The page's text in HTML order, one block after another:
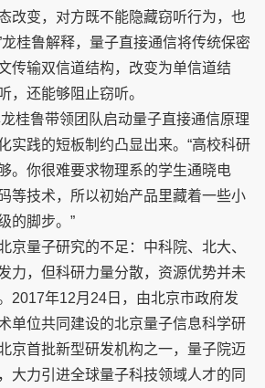
改变，对方既不能隐藏窃听行为，也
桂鲁解释，量子直接通信将传统保密
传输双信道结构，改变为单信道结
，还能够阻止窃听。
桂鲁带领团队启动量子直接通信原理
实践的短板制约凸显出来。“高校科研
。你很难要求物理系的学生通晓电
等技术，所以初始产品里藏着一些小
的脚步。”
京量子研究的不足：中科院、北大、
力，但科研力量分散，资源优势并未
2017年12月24日，由北京市政府发
单位共同建设的北京量子信息科学研
京首批新型研发机构之一，量子院迈
大力引进全球量子科技领域人才的同